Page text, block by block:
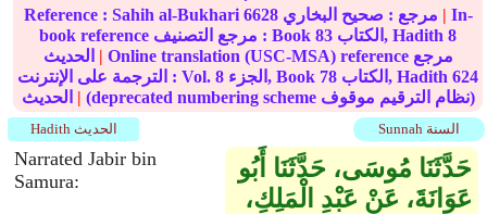
Reference : Sahih al-Bukhari 6628 مرجع : صحيح البخاري | In-
book reference مرجع التصنيف : Book83 الكتاب, Hadith8
| Online translation (USC-MSA) reference مرجع
الترجمة على الإنترنت : Vol.8 الجزء, Book 78 الكتاب, Hadith624
| (deprecated numbering scheme نظام الترقيم موقوف)
Sunnah السنة Hadith الحديث
Narrated Jabir bin
Samura:
حَدَّثَنَا مُوسَى، حَدَّثَنَا أَبُو
عَوَانَةَ، عَنْ عَبْدِ الْمَلِكِ،